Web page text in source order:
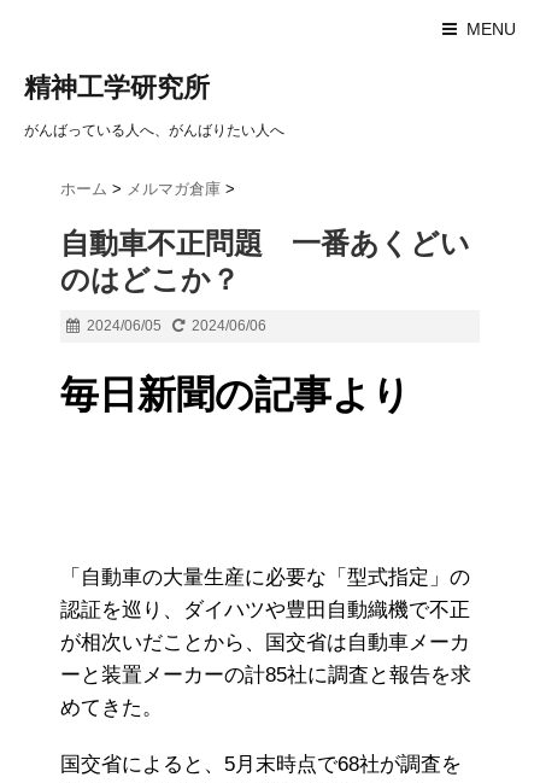
MENU
精神工学研究所
がんばっている人へ、がんばりたい人へ
ホーム > メルマガ倉庫 >
自動車不正問題 一番あくどい
のはどこか？
2024/06/05 2024/06/06
毎日新聞の記事より
「自動車の大量生産に必要な「型式指定」の
認証を巡り、ダイハツや豊田自動織機で不正
が相次いだことから、国交省は自動車メーカ
ーと装置メーカーの計85社に調査と報告を求
めてきた。
国交省によると、5月末時点で68社が調査を